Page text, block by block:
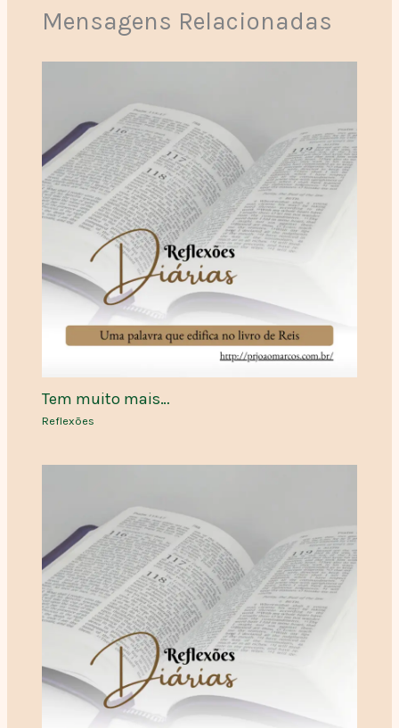
Mensagens Relacionadas
Tem muito mais…
Reflexões